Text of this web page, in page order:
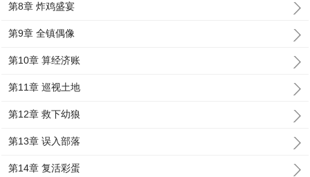
第8章 炸鸡盛宴
第9章 全镇偶像
第10章 算经济账
第11章 巡视土地
第12章 救下幼狼
第13章 误入部落
第14章 复活彩蛋